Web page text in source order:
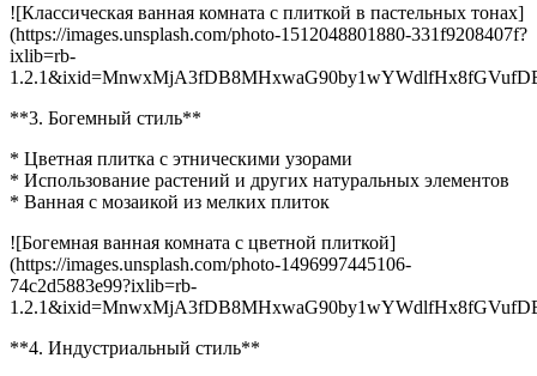
![Классическая ванная комната с плиткой в пастельных тонах]
(https://images.unsplash.com/photo-1512048801880-331f9208407f?
ixlib=rb-
**3. Богемный стиль**
* Цветная плитка с этническими узорами
* Использование растений и других натуральных элементов
* Ванная с мозаикой из мелких плиток
![Богемная ванная комната с цветной плиткой]
(https://images.unsplash.com/photo-1496997445106-
74c2d5883e99?ixlib=rb-
**4. Индустриальный стиль**